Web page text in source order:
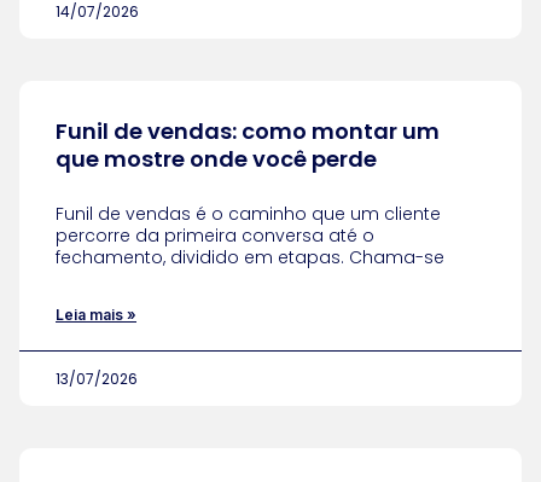
14/07/2026
Funil de vendas: como montar um
que mostre onde você perde
Funil de vendas é o caminho que um cliente
percorre da primeira conversa até o
fechamento, dividido em etapas. Chama-se
Leia mais »
13/07/2026